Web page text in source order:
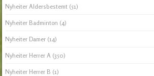
Nyheiter Aldersbestemt (51)
Nyheiter Badminton (4)
Nyheiter Damer (14)
Nyheiter Herrer A (350)
Nyheiter Herrer B (1)